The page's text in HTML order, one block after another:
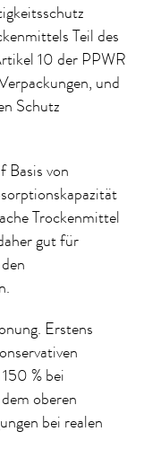
Teil des
10 der PPWR
und
Schutz
Basis von
Trockenmittel
gut für
Erstens
% bei
oberen
bei realen